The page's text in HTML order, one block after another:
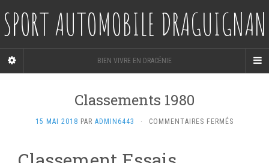
SPORT AUTOMOBILE DRAGUIGNAN
BIEN VIVRE EN DRACÉNIE
Classements 1980
15 MAI 2018 PAR ADMIN6443 · COMMENTAIRES FERMÉS